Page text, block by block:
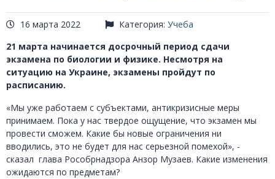
16 марта 2022 Категория: Учеба
21 марта начинается досрочный период сдачи
экзамена по биологии и физике. Несмотря на
ситуацию на Украине, экзамены пройдут по
расписанию.
«Мы уже работаем с субъектами, антикризисные меры
принимаем. Пока у нас твердое ощущение, что экзамен мы
провести сможем. Какие бы новые ограничения ни
вводились, это не будет для нас серьезной помехой», -
сказал глава Рособрнадзора Анзор Музаев. Какие изменения
ожидаются по предметам?